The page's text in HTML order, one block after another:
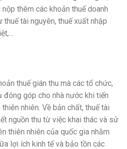
thêm các khoản thuế doanh
tài nguyên, thuế xuất nhập
thuế gián thu mà các tổ chức,
đóng góp cho nhà nước khi tiến
nhiên. Về bản chất, thuế tài
nguồn thu từ việc khai thác và sử
thiên nhiên của quốc gia nhằm
lợi ích kinh tế và bảo tồn các